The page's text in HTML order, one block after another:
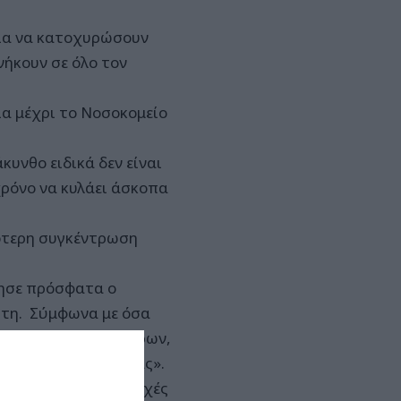
να κατοχυρώσουν
σε όλο τον
μέχρι το Νοσοκομείο
ειδικά δεν είναι
να κυλάει άσκοπα
συγκέντρωση
πρόσφατα ο
Σύμφωνα με όσα
οι δήμοι Κυθήρων,
Πόρου και Υδρας».
και κυρίως οι αρχές